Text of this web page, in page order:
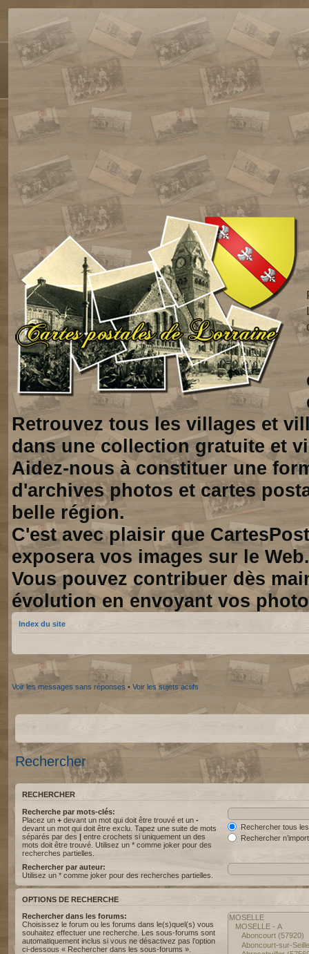
Retrouvez tous les villages et
dans une collection gratuite et
Aidez-nous à constituer une
d'archives photos et cartes
belle région.
C'est avec plaisir que
exposera vos images sur le Web.
Vous pouvez contribuer dès
évolution en envoyant vos
Index du site
Voir les messages sans réponses • Voir les sujets actifs
Rechercher
RECHERCHER
Recherche par mots-clés:
Placez un + devant un mot qui doit être trouvé et un -
devant un mot qui doit être exclu. Tapez une suite de mots
séparés par des | entre crochets si uniquement un des
mots doit être trouvé. Utilisez un * comme joker pour des
recherches partielles.
Rechercher tous
Rechercher
Rechercher par auteur:
Utilisez un * comme joker pour des recherches partielles.
OPTIONS DE RECHERCHE
Rechercher dans les forums:
Choisissez le forum ou les forums dans le(s)quel(s) vous
souhaitez effectuer une recherche. Les sous-forums sont
automatiquement inclus si vous ne désactivez pas l’option
ci-dessous « Rechercher dans les sous-forums ».